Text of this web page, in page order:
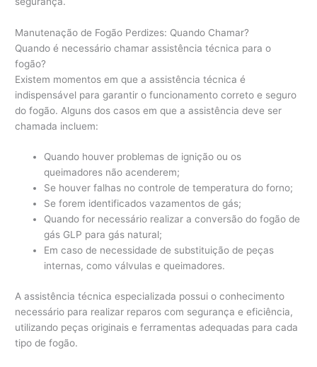
Manutenação de Fogão Perdizes: Quando Chamar?
Quando é necessário chamar assistência técnica para o
fogão?
Existem momentos em que a assistência técnica é
indispensável para garantir o funcionamento correto e seguro
do fogão. Alguns dos casos em que a assistência deve ser
chamada incluem:
Quando houver problemas de ignição ou os
queimadores não acenderem;
Se houver falhas no controle de temperatura do forno;
Se forem identificados vazamentos de gás;
Quando for necessário realizar a conversão do fogão de
gás GLP para gás natural;
Em caso de necessidade de substituição de peças
internas, como válvulas e queimadores.
A assistência técnica especializada possui o conhecimento
necessário para realizar reparos com segurança e eficiência,
utilizando peças originais e ferramentas adequadas para cada
tipo de fogão.